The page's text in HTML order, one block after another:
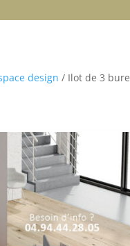
design / Ilot de 3